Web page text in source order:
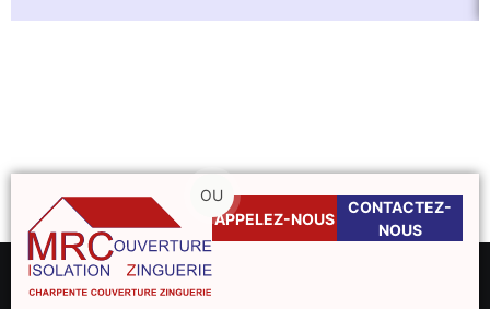
APPELEZ-NOUS
OU
CONTACTEZ-
NOUS